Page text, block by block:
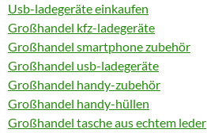
Usb-ladegeräte einkaufen
Großhandel kfz-ladegeräte
Großhandel smartphone zubehör
Großhandel usb-ladegeräte
Großhandel handy-zubehör
Großhandel handy-hüllen
Großhandel tasche aus echtem leder